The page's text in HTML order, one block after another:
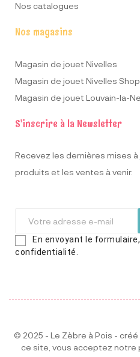
Nos catalogues
Nos magasins
Magasin de jouet Nivelles
Magasin de jouet Nivelles
Magasin de jouet Louvain-la-
S'inscrire à la Newsletter
Recevez les dernières mises à
produits et les ventes à venir.
En envoyant le
confidentialité.
© 2025 - Le Zèbre à Pois - créé
ce site, vous acceptez notre